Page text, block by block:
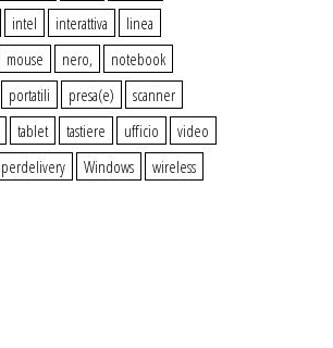
intel interattiva
linea
mouse nero,
notebook
portatili presa(e)
scanner
tablet tastiere ufficio
video
Windows wireless